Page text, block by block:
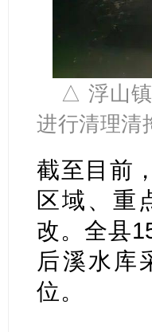
△ 浮山
进行清理清
截至目前
区域、重
改。全县
后溪水库
位。